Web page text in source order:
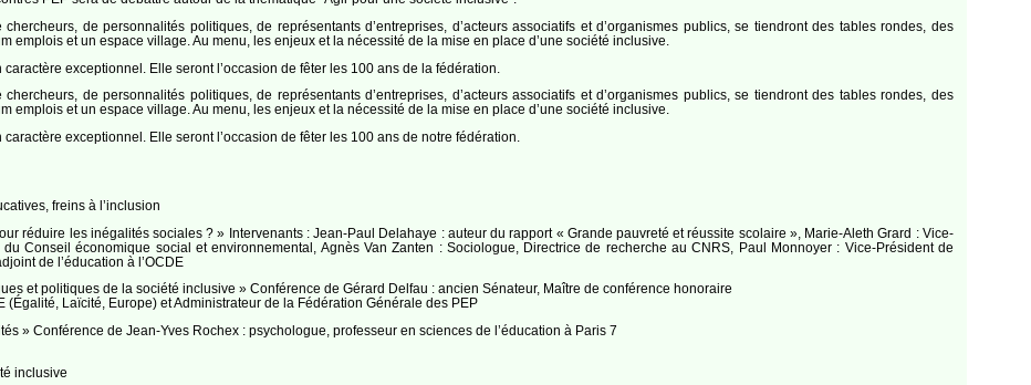
de personnalités politiques, de représentants d’entreprises, d’acteurs associatifs et d’organismes publics, se tiendront des tables rondes, des
emplois et un espace village. Au menu, les enjeux et la nécessité de la mise en place d’une société inclusive.
exceptionnel. Elle seront l’occasion de fêter les 100 ans de la fédération.
de personnalités politiques, de représentants d’entreprises, d’acteurs associatifs et d’organismes publics, se tiendront des tables rondes, des
emplois et un espace village. Au menu, les enjeux et la nécessité de la mise en place d’une société inclusive.
exceptionnel. Elle seront l’occasion de fêter les 100 ans de notre fédération.
freins à l’inclusion
réduire les inégalités sociales ? » Intervenants : Jean-Paul Delahaye : auteur du rapport « Grande pauvreté et réussite scolaire », Marie-Aleth Grard : Vice-
du Conseil économique social et environnemental, Agnès Van Zanten : Sociologue, Directrice de recherche au CNRS, Paul Monnoyer : Vice-Président de
de l’éducation à l’OCDE
et politiques de la société inclusive » Conférence de Gérard Delfau : ancien Sénateur, Maître de conférence honoraire
(Égalité, Laïcité, Europe) et Administrateur de la Fédération Générale des PEP
» Conférence de Jean-Yves Rochex : psychologue, professeur en sciences de l’éducation à Paris 7
inclusive